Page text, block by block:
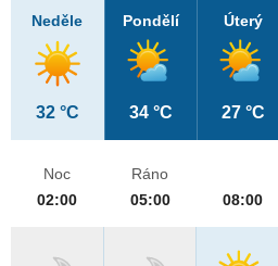
Neděle
32 °C
Pondělí
34 °C
Úterý
27 °C
Noc
02:00
Ráno
05:00
08:00